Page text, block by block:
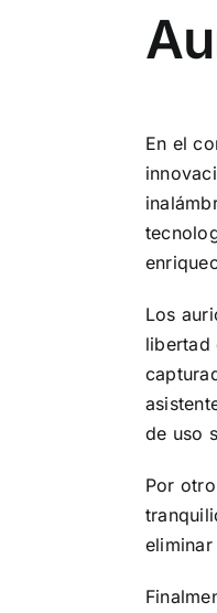
En el
Los
libertad
de uso
Por